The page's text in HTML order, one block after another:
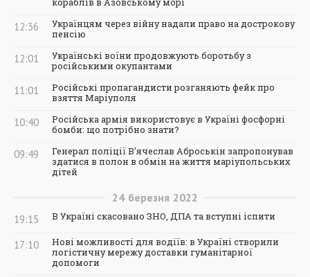
12:36
Українцям через війну надали право на дострокову
пенсію
12:01
Українські воїни продовжують боротьбу з
російськими окупантами
11:01
Російські пропагандисти розганяють фейк про
взяття Маріуполя
10:40
Російська армія використовує в Україні фосфорні
бомби: що потрібно знати?
09:49
Генерал поліції В'ячеслав Аброськін запропонував
здатися в полон в обмін на життя маріупольських
дітей
24 березня 2022
19:15 В Україні скасовано ЗНО, ДПА та вступні іспити
17:10
Нові можливості для водіїв: в Україні створили
логістичну мережу доставки гуманітарної
допомоги